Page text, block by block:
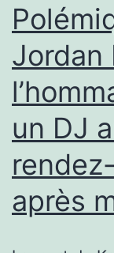
Jordan
un DJ
après